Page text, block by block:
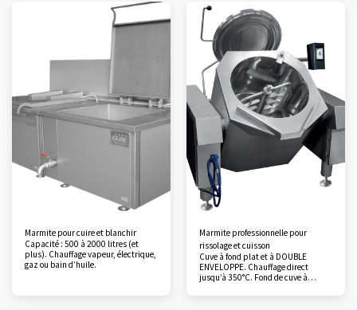
le fond de cuve ou rampe gaz inox.
Commande par potentiomètre
(électrique) ou robinet gaz. Voyant
Remplissage eau chaude / eau froide
par rejet fixe commandé par robinet
en façade. Régulation
thermostatique séquentielle en
mode marmite. Commandes
électroniques. Soupape de sécurité
0,5 bars…
Marmite pour cuire et blanchir
Capacité : 500 à 2000 litres (et
plus). Chauffage vapeur, électrique,
gaz ou bain d’huile.
Marmite professionnelle pour
rissolage et cuisson
Cuve à fond plat et à DOUBLE
ENVELOPPE. Chauffage direct
jusqu’à 350°C. Fond de cuve à
de 12 mm. Gestion de la